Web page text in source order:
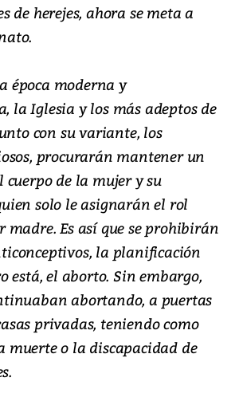
de herejes, ahora se meta a
época moderna y
la Iglesia y los más adeptos de
con su variante, los
procurarán mantener un
cuerpo de la mujer y su
solo le asignarán el rol
madre. Es así que se prohibirán
la planificación
está, el aborto. Sin embargo,
abortando, a puertas
privadas, teniendo como
muerte o la discapacidad de